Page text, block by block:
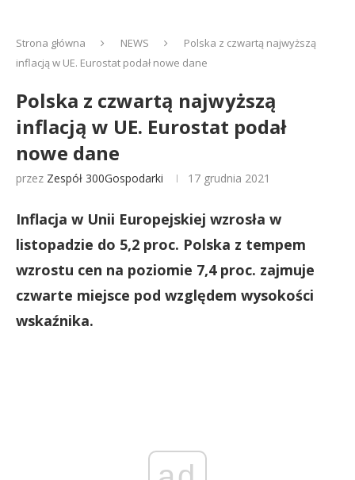
Strona główna NEWS
Polska z czwartą najwyższą
inflacją w UE. Eurostat podał nowe dane
Polska z czwartą najwyższą
inflacją w UE. Eurostat podał
nowe dane
przez Zespół 300Gospodarki 17 grudnia 2021
Inflacja w Unii Europejskiej wzrosła w
listopadzie do 5,2 proc. Polska z tempem
wzrostu cen na poziomie 7,4 proc. zajmuje
czwarte miejsce pod względem wysokości
wskaźnika.